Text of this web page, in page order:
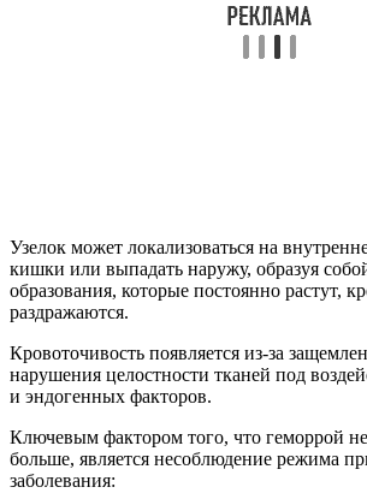
Узелок может локализоваться на
кишки или выпадать наружу, образуя
образования, которые постоянно растут,
раздражаются.
Кровоточивость появляется из-за
нарушения целостности тканей под
и эндогенных факторов.
Ключевым фактором того, что геморрой
больше, является несоблюдение режима
заболевания: